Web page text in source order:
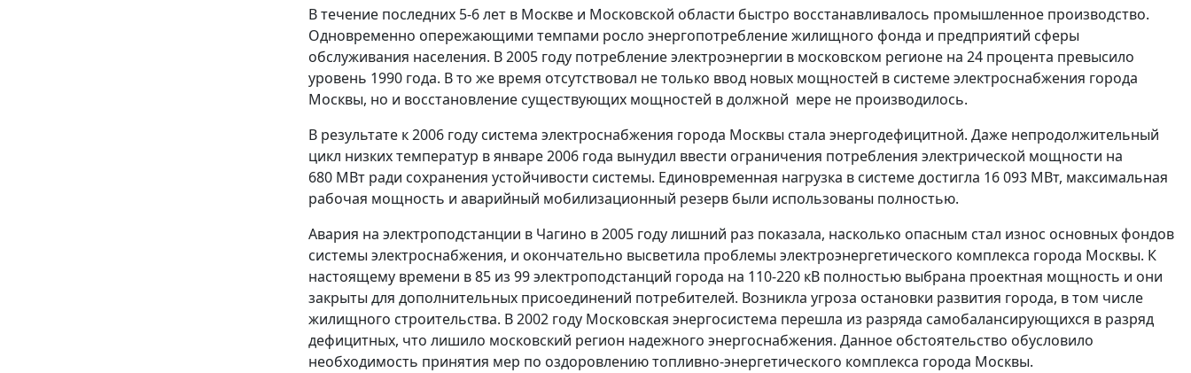
В течение последних 5-6 лет в Москве и Московской области быстро восстанавливалось промышленное производство.
Одновременно опережающими темпами росло энергопотребление жилищного фонда и предприятий сферы
обслуживания населения. В 2005 году потребление электроэнергии в московском регионе на 24 процента превысило
уровень 1990 года. В то же время отсутствовал не только ввод новых мощностей в системе электроснабжения города
Москвы, но и восстановление существующих мощностей в должной мере не производилось.
В результате к 2006 году система электроснабжения города Москвы стала энергодефицитной. Даже непродолжительный
цикл низких температур в январе 2006 года вынудил ввести ограничения потребления электрической мощности на
680 МВт ради сохранения устойчивости системы. Единовременная нагрузка в системе достигла 16 093 МВт, максимальная
рабочая мощность и аварийный мобилизационный резерв были использованы полностью.
Авария на электроподстанции в Чагино в 2005 году лишний раз показала, насколько опасным стал износ основных фондов
системы электроснабжения, и окончательно высветила проблемы электроэнергетического комплекса города Москвы. К
настоящему времени в 85 из 99 электроподстанций города на 110-220 кВ полностью выбрана проектная мощность и они
закрыты для дополнительных присоединений потребителей. Возникла угроза остановки развития города, в том числе
жилищного строительства. В 2002 году Московская энергосистема перешла из разряда самобалансирующихся в разряд
дефицитных, что лишило московский регион надежного энергоснабжения. Данное обстоятельство обусловило
необходимость принятия мер по оздоровлению топливно-энергетического комплекса города Москвы.